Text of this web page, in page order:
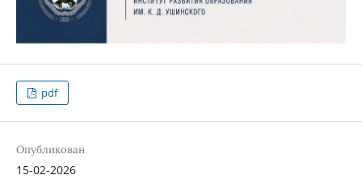
pdf
Опубликован
15-02-2026